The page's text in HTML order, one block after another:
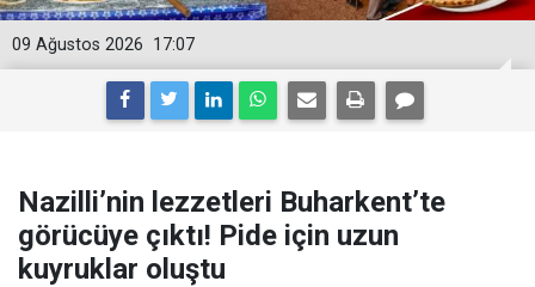
17:07
09 Ağustos 2026
Nazilli’nin lezzetleri Buharkent’te
görücüye çıktı! Pide için uzun
kuyruklar oluştu